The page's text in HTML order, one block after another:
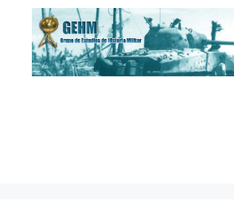
Saltar
contenido